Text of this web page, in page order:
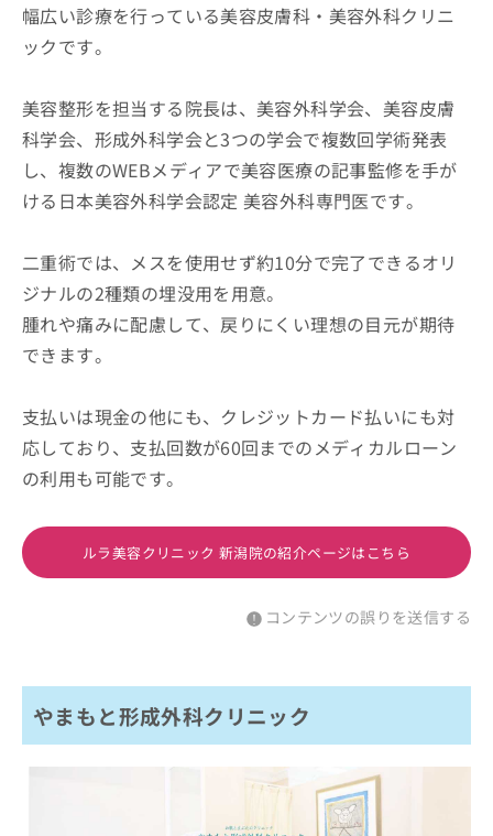
幅広い診療を行っている美容皮膚科・美容外科クリニ
ックです。
美容整形を担当する院長は、美容外科学会、美容皮膚
科学会、形成外科学会と3つの学会で複数回学術発表
し、複数のWEBメディアで美容医療の記事監修を手が
ける日本美容外科学会認定 美容外科専門医です。
二重術では、メスを使用せず約10分で完了できるオリ
ジナルの2種類の埋没用を用意。
腫れや痛みに配慮して、戻りにくい理想の目元が期待
できます。
支払いは現金の他にも、クレジットカード払いにも対
応しており、支払回数が60回までのメディカルローン
の利用も可能です。
ルラ美容クリニック 新潟院の紹介ページはこちら
コンテンツの誤りを送信する
やまもと形成外科クリニック